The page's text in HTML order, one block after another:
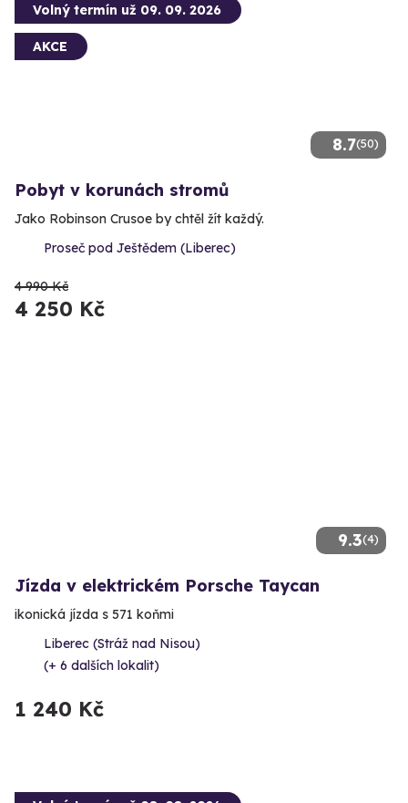
8.7(50)
Volný termín už 09. 09. 2026
AKCE
Pobyt v korunách stromů
Jako Robinson Crusoe by chtěl žít každý.
Proseč pod Ještědem (Liberec)
4 990 Kč
4 250 Kč
9.3(4)
Jízda v elektrickém Porsche Taycan
ikonická jízda s 571 koňmi
Liberec (Stráž nad Nisou)
(+ 6 dalších lokalit)
1 240 Kč